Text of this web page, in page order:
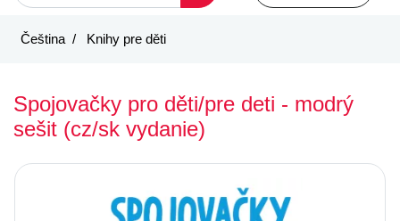
Čeština Knihy pre děti
Spojovačky pro děti/pre deti - modrý
sešit (cz/sk vydanie)